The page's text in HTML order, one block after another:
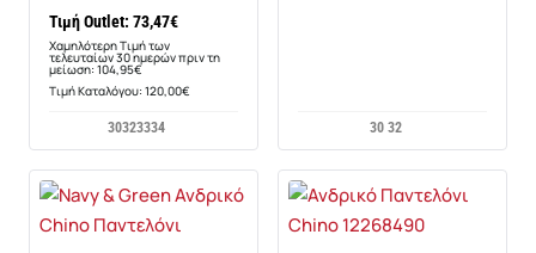
Τιμή Outlet: 73,47€
Χαμηλότερη Τιμή των
τελευταίων 30 ημερών πριν τη
μείωση: 104,95€
Τιμή Καταλόγου: 120,00€
30323334 30 32